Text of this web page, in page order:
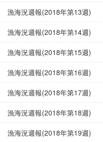
漁海況週報(2018年第13週)
漁海況週報(2018年第14週)
漁海況週報(2018年第15週)
漁海況週報(2018年第16週)
漁海況週報(2018年第17週)
漁海況週報(2018年第18週)
漁海況週報(2018年第19週)